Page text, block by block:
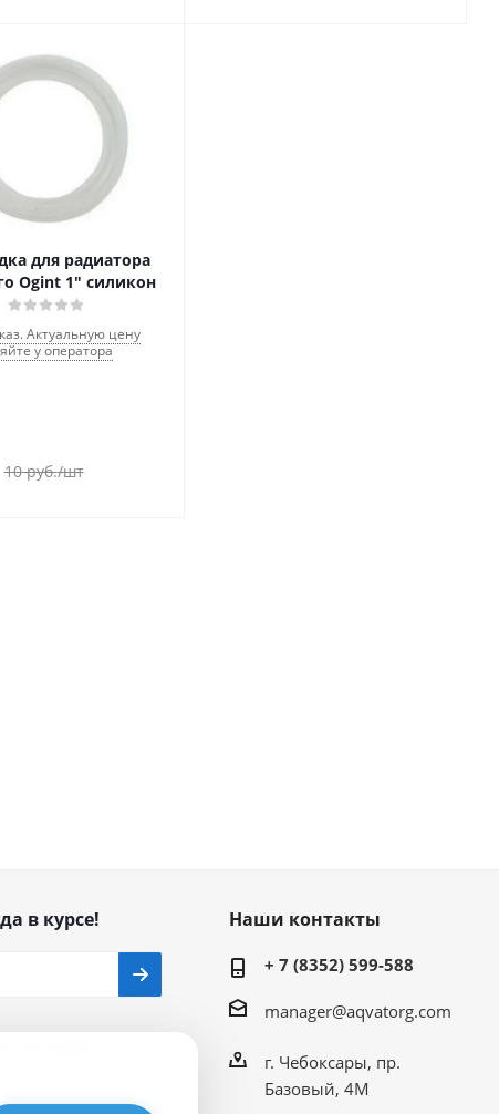
для радиатора
Ogint 1" силикон
Актуальную цену
у оператора
10руб./шт
в курсе! Наши контакты
+ 7 (8352) 599-588
manager@aqvatorg.com
г. Чебоксары, пр.
Базовый, 4М